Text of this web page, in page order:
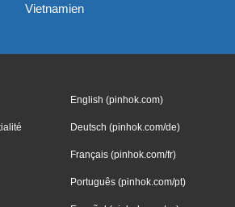
Vietnamien
English (pinhok.com)
Deutsch (pinhok.com/de)
Français (pinhok.com/fr)
Português (pinhok.com/pt)